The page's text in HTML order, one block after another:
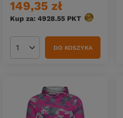
149,35 zł
Kup za: 4928.55 PKT punktów
Ilość produktówDO KOSZYKA